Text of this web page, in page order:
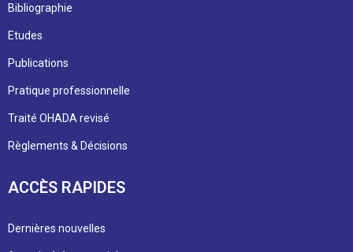
Bibliographie
Etudes
Publications
Pratique professionnelle
Traité OHADA revisé
Règlements & Décisions
ACCÈS RAPIDES
Dernières nouvelles